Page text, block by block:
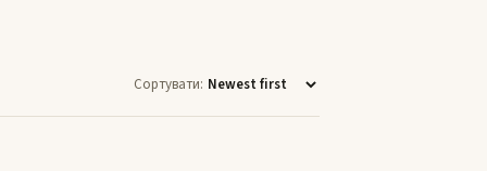
Сортувати: